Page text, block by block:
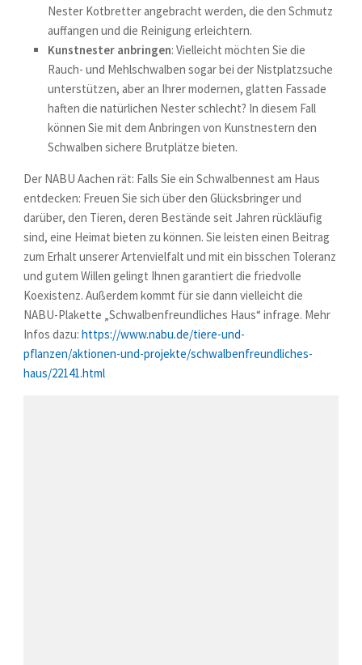
Nester Kotbretter angebracht werden, die den Schmutz
auffangen und die Reinigung erleichtern.
Kunstnester anbringen: Vielleicht möchten Sie die
Rauch- und Mehlschwalben sogar bei der Nistplatzsuche
unterstützen, aber an Ihrer modernen, glatten Fassade
haften die natürlichen Nester schlecht? In diesem Fall
können Sie mit dem Anbringen von Kunstnestern den
Schwalben sichere Brutplätze bieten.
Der NABU Aachen rät: Falls Sie ein Schwalbennest am Haus
entdecken: Freuen Sie sich über den Glücksbringer und
darüber, den Tieren, deren Bestände seit Jahren rückläufig
sind, eine Heimat bieten zu können. Sie leisten einen Beitrag
zum Erhalt unserer Artenvielfalt und mit ein bisschen Toleranz
und gutem Willen gelingt Ihnen garantiert die friedvolle
Koexistenz. Außerdem kommt für sie dann vielleicht die
NABU-Plakette „Schwalbenfreundliches Haus“ infrage. Mehr
Infos dazu: https://www.nabu.de/tiere-und-
pflanzen/aktionen-und-projekte/schwalbenfreundliches-
haus/22141.html